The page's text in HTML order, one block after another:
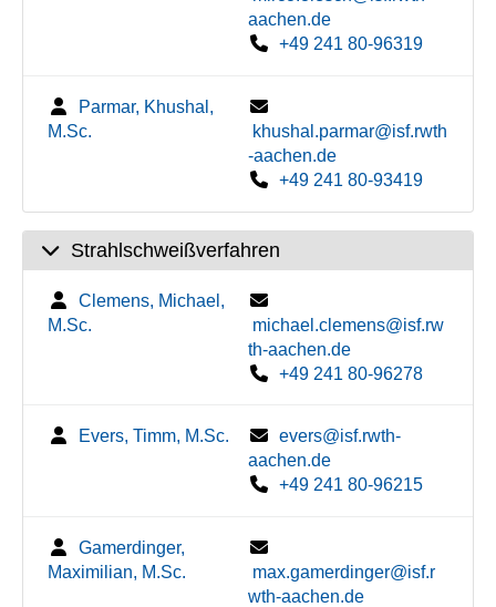
aachen.de
+49 241 80-96319
Parmar, Khushal,
M.Sc.
khushal.parmar@isf.rwth
-aachen.de
+49 241 80-93419
Strahlschweißverfahren
Clemens, Michael,
M.Sc.
michael.clemens@isf.rw
th-aachen.de
+49 241 80-96278
Evers, Timm, M.Sc.
evers@isf.rwth-
aachen.de
+49 241 80-96215
Gamerdinger,
Maximilian, M.Sc.
max.gamerdinger@isf.r
wth-aachen.de